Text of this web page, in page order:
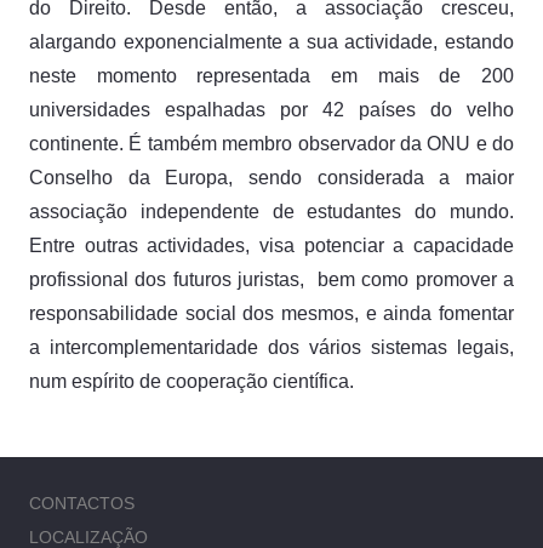
do Direito. Desde então, a associação cresceu,
alargando exponencialmente a sua actividade, estando
neste momento representada em mais de 200
universidades espalhadas por 42 países do velho
continente. É também membro observador da ONU e do
Conselho da Europa, sendo considerada a maior
associação independente de estudantes do mundo.
Entre outras actividades, visa potenciar a capacidade
profissional dos futuros juristas, bem como promover a
responsabilidade social dos mesmos, e ainda fomentar
a intercomplementaridade dos vários sistemas legais,
num espírito de cooperação científica.
CONTACTOS
LOCALIZAÇÃO